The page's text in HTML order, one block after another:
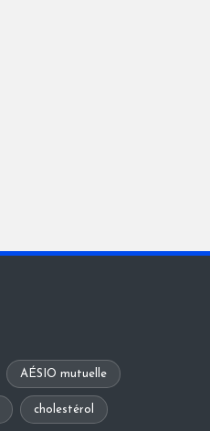
AÉSIO mutuelle
cholestérol